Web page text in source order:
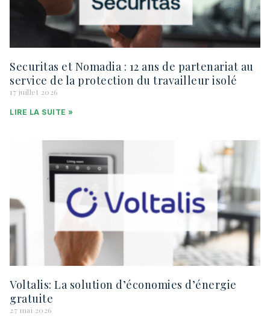
Securitas et Nomadia : 12 ans de partenariat au
service de la protection du travailleur isolé
17 juillet 2026
LIRE LA SUITE »
Voltalis: La solution d’économies d’énergie
gratuite
27 mai 2026